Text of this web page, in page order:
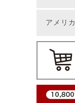
アメリカ